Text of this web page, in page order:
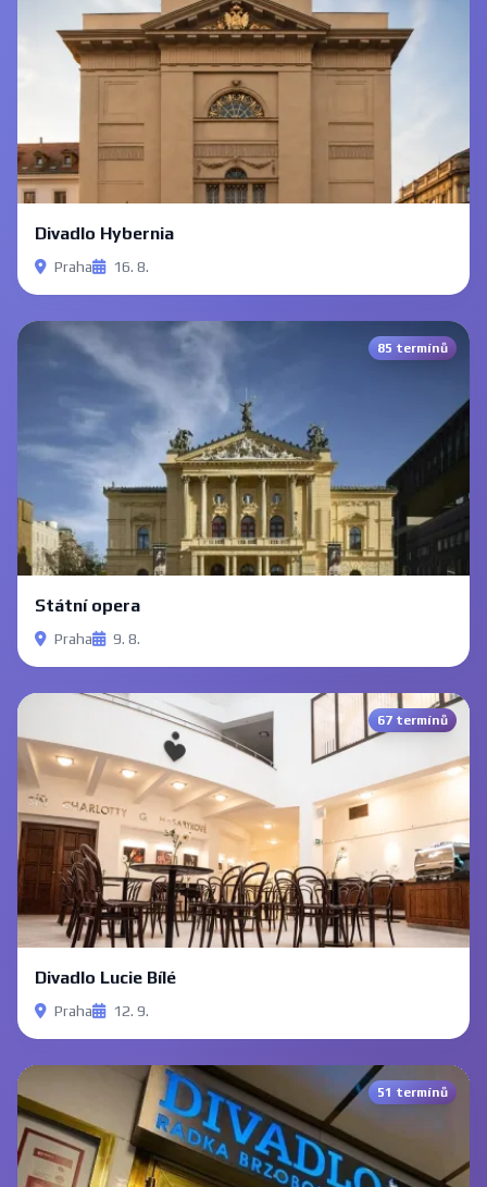
Divadlo Hybernia
Praha 16. 8.
85 termínů
Státní opera
Praha 9. 8.
67 termínů
Divadlo Lucie Bílé
Praha 12. 9.
51 termínů